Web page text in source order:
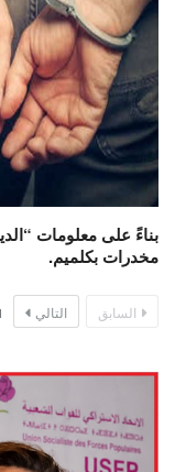
بناءً على معلومات
مخدرات بكلميم.
السابق التالي